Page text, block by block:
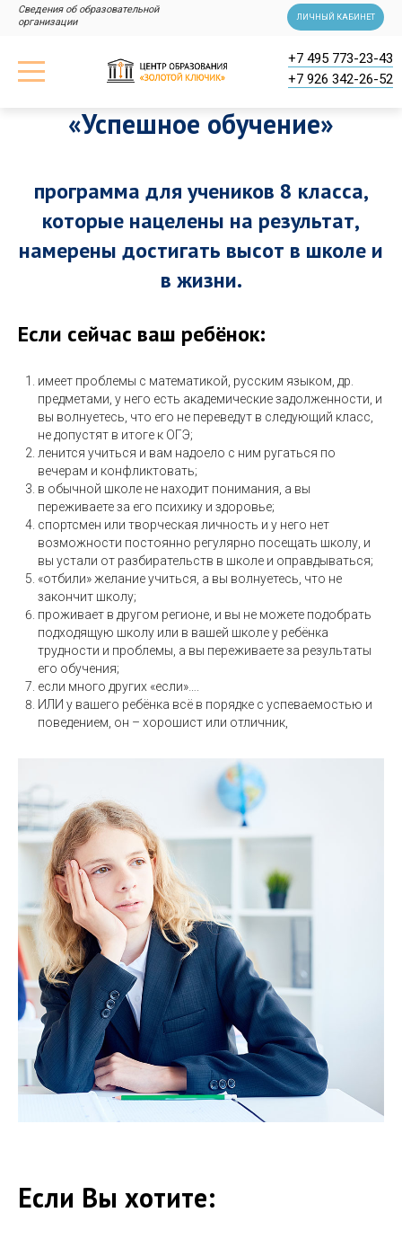
Сведения об образовательной
организации
ЛИЧНЫЙ КАБИНЕТ
+7 926 342-26-52
+7 495 773-23-43
«Успешное обучение»
программа для учеников 8 класса,
которые нацелены на результат,
намерены достигать высот в школе и
в жизни.
Если сейчас ваш ребёнок:
имеет проблемы с математикой, русским языком, др.
предметами, у него есть академические задолженности, и
вы волнуетесь, что его не переведут в следующий класс,
не допустят в итоге к ОГЭ;
ленится учиться и вам надоело с ним ругаться по
вечерам и конфликтовать;
в обычной школе не находит понимания, а вы
переживаете за его психику и здоровье;
спортсмен или творческая личность и у него нет
возможности постоянно регулярно посещать школу, и
вы устали от разбирательств в школе и оправдываться;
«отбили» желание учиться, а вы волнуетесь, что не
закончит школу;
проживает в другом регионе, и вы не можете подобрать
подходящую школу или в вашей школе у ребёнка
трудности и проблемы, а вы переживаете за результаты
его обучения;
если много других «если»….
ИЛИ у вашего ребёнка всё в порядке с успеваемостью и
поведением, он – хорошист или отличник,
Если Вы хотите: